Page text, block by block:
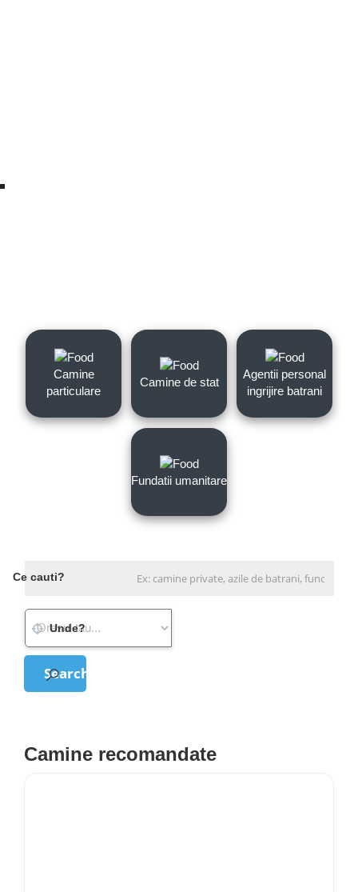
Camine
particulare
Camine de stat
Agentii personal
ingrijire batrani
Fundatii umanitare
Ce cauti?
Unde?
Camine recomandate